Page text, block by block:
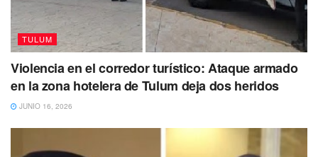
TULUM
Violencia en el corredor turístico: Ataque armado
en la zona hotelera de Tulum deja dos heridos
JUNIO 16, 2026